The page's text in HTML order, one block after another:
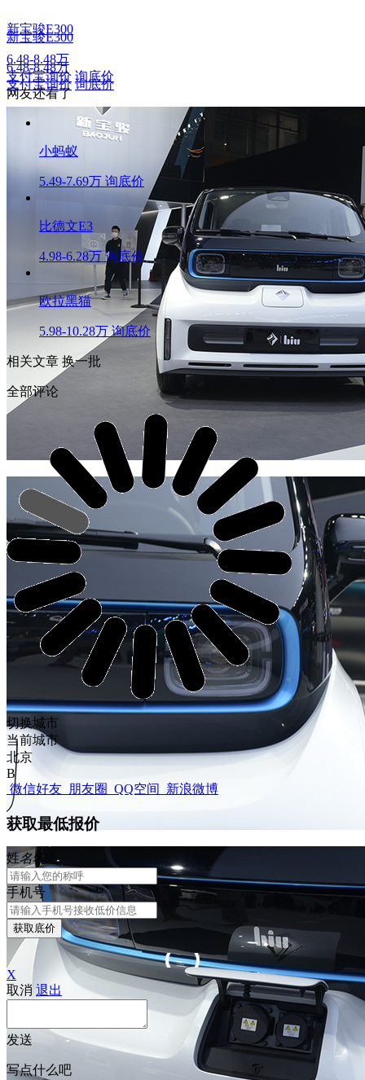
新宝骏E300
6.48-8.48万
支付宝询价 询底价
新宝骏E300
6.48-8.48万
支付宝询价 询底价
网友还看了
小蚂蚁
5.49-7.69万 询底价
比德文E3
4.98-6.28万 询底价
欧拉黑猫
5.98-10.28万 询底价
相关文章 换一批
全部评论
切换城市
当前城市
北京
B
微信好友 朋友圈 QQ空间 新浪微博
获取最低报价
姓名名
手机号
获取底价
X
取消 退出
发送
写点什么吧